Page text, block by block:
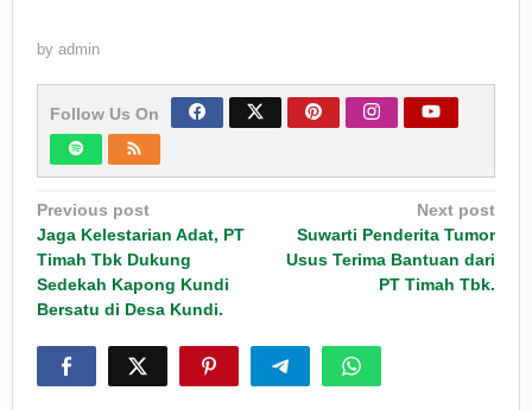
by admin
Follow Us On
Post
navigation
Previous post
Jaga Kelestarian Adat, PT
Timah Tbk Dukung
Sedekah Kapong Kundi
Bersatu di Desa Kundi.
Next post
Suwarti Penderita Tumor
Usus Terima Bantuan dari
PT Timah Tbk.